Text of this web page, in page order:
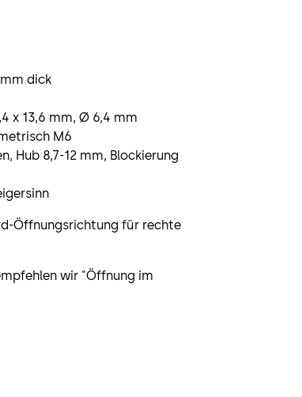
dick
x 13,6 mm, Ø 6,4 mm
M6
Hub 8,7-12 mm, Blockierung
Öffnungsrichtung für rechte
wir "Öffnung im